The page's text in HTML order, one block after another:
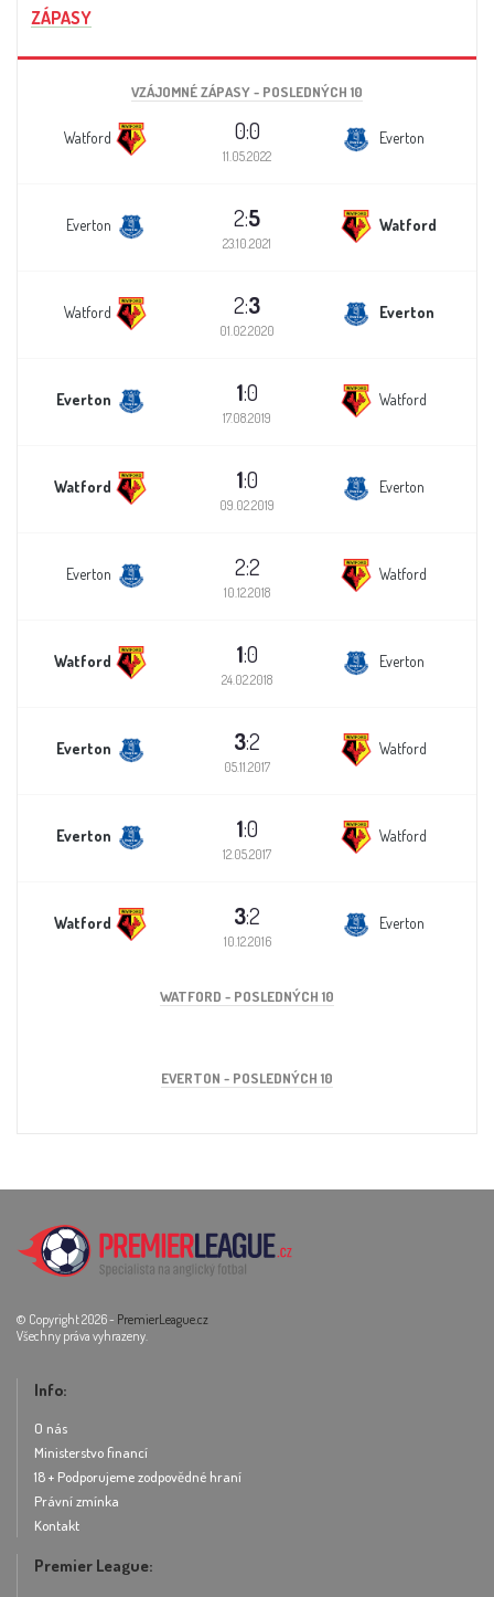
ZÁPASY
VZÁJOMNÉ ZÁPASY - POSLEDNÝCH 10
Watford 0:0
11.05.2022
Everton
Everton 2:5
23.10.2021
Watford
Watford 2:3
01.02.2020
Everton
Everton 1:0
17.08.2019
Watford
Watford 1:0
09.02.2019
Everton
Everton 2:2
10.12.2018
Watford
Watford 1:0
24.02.2018
Everton
Everton 3:2
05.11.2017
Watford
Everton 1:0
12.05.2017
Watford
Watford 3:2
10.12.2016
Everton
WATFORD - POSLEDNÝCH 10
EVERTON - POSLEDNÝCH 10
© Copyright 2026 - PremierLeague.cz
Všechny práva vyhrazeny.
Info:
O nás
Ministerstvo financí
18 + Podporujeme zodpovědné hraní
Právní zmínka
Kontakt
Premier League: